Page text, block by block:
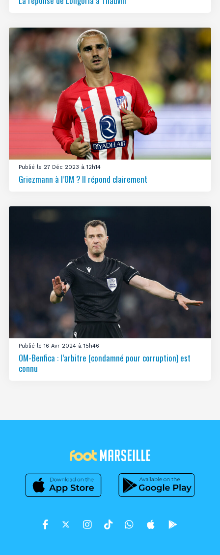
Publié le 27 Déc 2023 à 12h14
Griezmann à l’OM ? Il répond clairement
Publié le 16 Avr 2024 à 15h46
OM-Benfica : l’arbitre (condamné pour corruption) est
connu